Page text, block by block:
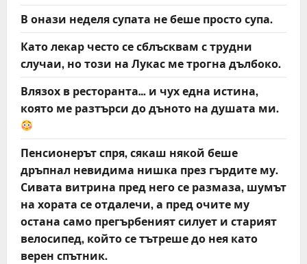
В онази неделя супата не беше просто супа.
Като лекар често се сблъсквам с трудни
случаи, но този на Лукас ме трогна дълбоко.
Влязох в ресторанта… и чух една истина,
която ме разтърси до дъното на душата ми.
Пенсионерът спря, сякаш някой беше
дръпнал невидима нишка през гърдите му.
Сивата витрина пред него се размаза, шумът
на хората се отдалечи, а пред очите му
остана само прегърбеният силует и старият
велосипед, който се тътреше до нея като
верен спътник.